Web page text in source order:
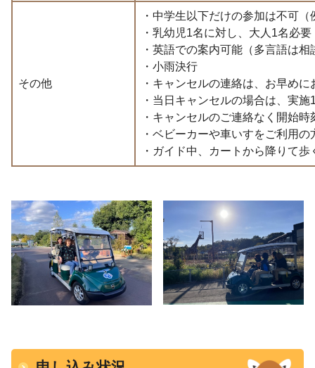
その他
・中学生以下だけの参加は不可
・乳幼児1名に対し、大人1名必
・英語での案内可能（多言語は相
・小雨決行
・キャンセルの連絡は、お早め
・当日キャンセルの場合は、実
・キャンセルのご連絡なく開始
・ベビーカーや車いすをご利用
・ガイド中、カートから降りて